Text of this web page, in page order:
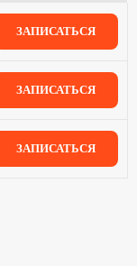
ЗАПИСАТЬСЯ
ЗАПИСАТЬСЯ
ЗАПИСАТЬСЯ